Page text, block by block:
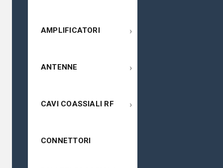
AMPLIFICATORI ›
ANTENNE ›
CAVI COASSIALI RF ›
CONNETTORI